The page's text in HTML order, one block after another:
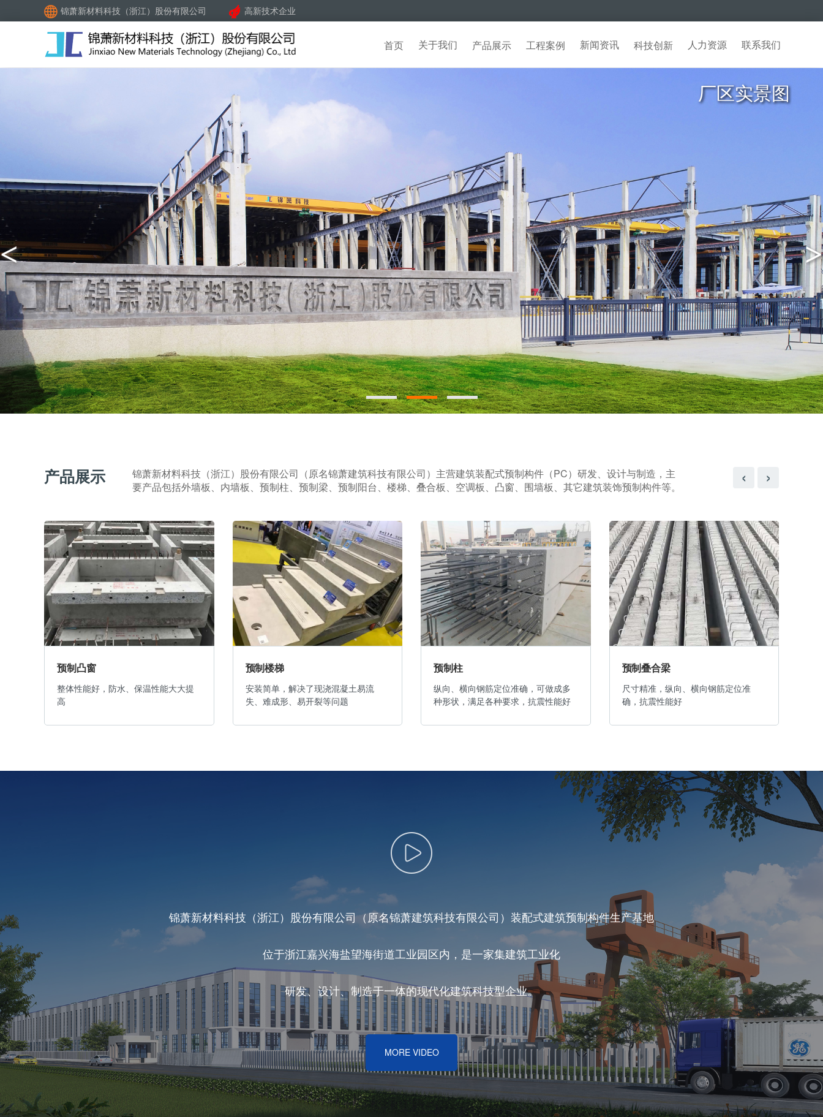
锦萧新材料科技（浙江）股份有限公司 高新技术企业
首页 关于我们 产品展示 工程案例 新闻资讯 科技创新 人力资源 联系我们
厂区鸟瞰图
< >
产品展示
锦萧新材料科技（浙江）股份有限公司（原名锦萧建筑科技有限公司）主营建筑装配式预制构件（PC）研发、设计与制造，主
要产品包括外墙板、内墙板、预制柱、预制梁、预制阳台、楼梯、叠合板、空调板、凸窗、围墙板、其它建筑装饰预制构件等。
‹ ›
预制凸窗
整体性能好，防水、保温性能大大提
高
预制楼梯
安装简单，解决了现浇混凝土易流
失、难成形、易开裂等问题
预制柱
纵向、横向钢筋定位准确，可做成多
种形状，满足各种要求，抗震性能好
预制叠合梁
尺寸精准，纵向、横向钢筋定位准
确，抗震性能好
锦萧新材料科技（浙江）股份有限公司（原名锦萧建筑科技有限公司）装配式建筑预制构件生产基地
位于浙江嘉兴海盐望海街道工业园区内，是一家集建筑工业化
研发、设计、制造于一体的现代化建筑科技型企业。